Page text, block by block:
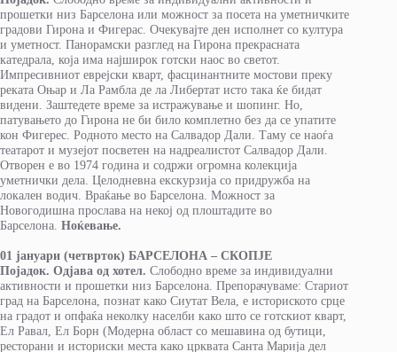
прошетки низ Барселона или можност за посета на уметничките
градови Гирона и Фигерас. Очекувајте ден исполнет со култура
и уметност. Панорамски разглед на Гирона прекрасната
катедрала, која има најширок готски наос во светот.
Импресивниот еврејски кварт, фасцинантните мостови преку
реката Оњар и Ла Рамбла де ла Либертат исто така ќе бидат
видени. Заштедете време за истражување и шопинг. Но,
патувањето до Гирона не би било комплетно без да се упатите
кон Фигерес. Родното место на Салвадор Дали. Таму се наоѓа
театарот и музејот посветен на надреалистот Салвадор Дали.
Отворен е во 1974 година и содржи огромна колекција
уметнички дела. Целодневна екскурзија со придружба на
локален водич. Враќање во Барселона. Можност за
Новогодишна прослава на некој од плоштадите во
Барселона. Ноќевање.
01 јануари (четврток) БАРСЕЛОНА – СКОПЈЕ
Појадок. Одјава од хотел. Слободно време за индивидуални
активности и прошетки низ Барселона. Препорачуваме: Стариот
град на Барселона, познат како Сиутат Вела, е историското срце
на градот и опфаќа неколку населби како што се готскиот кварт,
Ел Равал, Ел Борн (Модерна област со мешавина од бутици,
ресторани и историски места како црквата Санта Марија дел